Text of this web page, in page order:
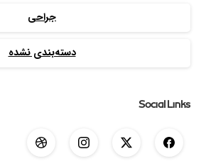
جراحی
دسته‌بندی نشده
Social Links